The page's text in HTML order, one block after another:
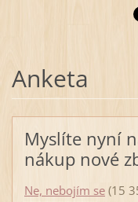
Anketa
Myslíte nyní
nákup nové
Ne, nebojím se (15